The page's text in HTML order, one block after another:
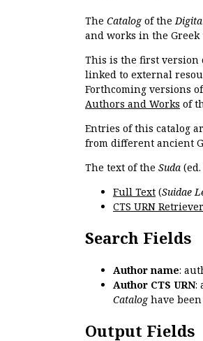
The Catalogof the
and works in the Greek
This is the first version
linked to external
Forthcoming versions
Authors and Works of
Entries of this catalog
from different ancient
The text of the Suda
Full Text (Suidae
CTS URN Retriever
Search Fields
Author name:
Author CTS URN:
Cataloghave
Output Fields